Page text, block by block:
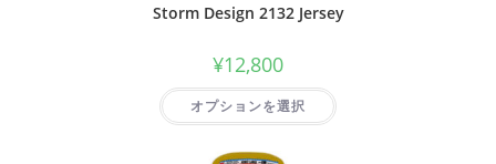
Storm Design 2132 Jersey
¥12,800
オプションを選択